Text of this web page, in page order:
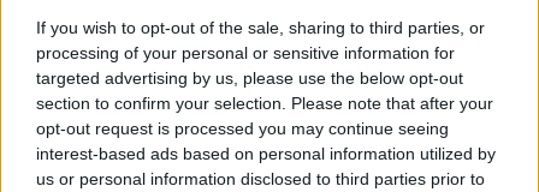
If you wish to opt-out of the sale, sharing to third parties, or
processing of your personal or sensitive information for
targeted advertising by us, please use the below opt-out
section to confirm your selection. Please note that after your
opt-out request is processed you may continue seeing
interest-based ads based on personal information utilized by
us or personal information disclosed to third parties prior to
Οκατηγορούμενος, πρώην σύντροφος της
48χρονης γυναίκας, εμφανίστηκε ενώπιον
της 19ης τακτικής ανακρίτριας και του
εισαγγελέα. Αναμένεται η διάσκεψη μεταξύ
ανακρίτριας και εισαγγελέα για την απόφαση
σχετικά με τηνπροσωρινή του κράτηση.